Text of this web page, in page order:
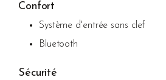
Confort
Système d'entrée sans clef
Bluetooth
Sécurité